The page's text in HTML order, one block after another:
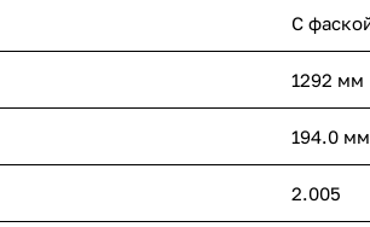
С
1292 мм
194.0 мм
2.005